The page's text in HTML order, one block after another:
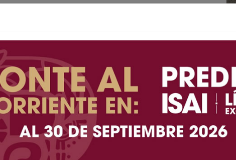
(AFN).- El ex síndico procurador de Tijuana, Rafael
no pudo sustraerse de la tentación de "hacer
ya que está anunciando con "bombo y platillo" su